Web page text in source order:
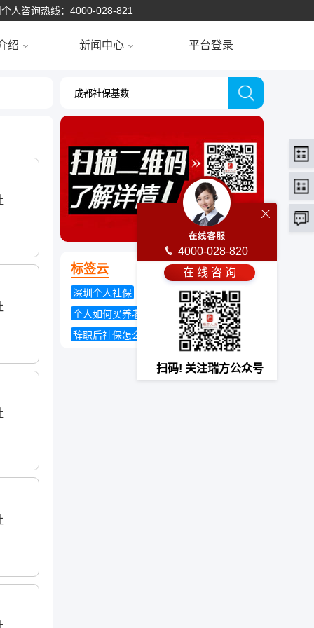
人咨询热线：4000-028-821
绍 新闻中心 平台登录
标签云
深圳个人社保
失业保险金
个人如何买养老保险
三险一金
辞职后社保怎么办
4000-028-820
在 线 咨 询
扫码! 关注瑞方公众号